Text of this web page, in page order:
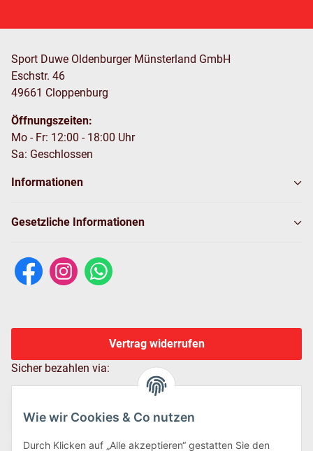
Wie wir Cookies & Co nutzen
Durch Klicken auf „Alle akzeptieren“ gestatten Sie den
Sport Duwe Oldenburger Münsterland GmbH
Eschstr. 46
49661 Cloppenburg
Öffnungszeiten:
Mo - Fr: 12:00 - 18:00 Uhr
Sa: Geschlossen
Informationen
Gesetzliche Informationen
Vertrag widerrufen
Sicher bezahlen via: